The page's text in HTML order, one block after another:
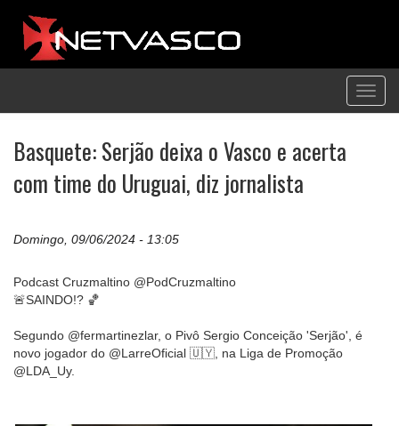
Basquete: Serjão deixa o Vasco e acerta
com time do Uruguai, diz jornalista
Domingo, 09/06/2024 - 13:05
Podcast Cruzmaltino @PodCruzmaltino
🚨SAINDO!? 🏀
Segundo @fermartinezlar, o Pivô Sergio Conceição 'Serjão', é
novo jogador do @LarreOficial 🇺🇾, na Liga de Promoção
@LDA_Uy.